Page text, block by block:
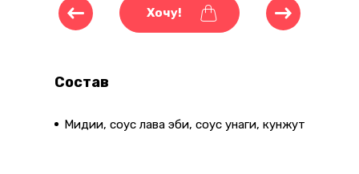
Хочу!
Состав
Мидии, соус лава эби, соус унаги, кунжут